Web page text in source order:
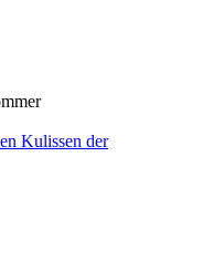
Kulissen der